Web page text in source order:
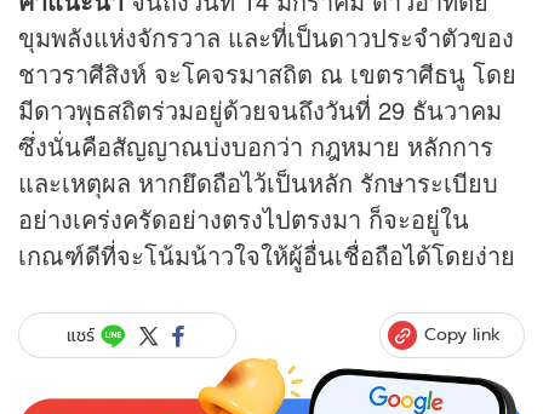
ขุมพลังแห่งจักรวาล และที่เป็นดาวประจำตัวของ
ชาวราศีสิงห์ จะโคจรมาสถิต ณ เขตราศีธนู โดย
มีดาวพุธสถิตร่วมอยู่ด้วยจนถึงวันที่ 29 ธันวาคม
ซึ่งนั่นคือสัญญาณบ่งบอกว่า กฎหมาย หลักการ
และเหตุผล หากยึดถือไว้เป็นหลัก รักษาระเบียบ
อย่างเคร่งครัดอย่างตรงไปตรงมา ก็จะอยู่ใน
เกณฑ์ดีที่จะโน้มน้าวใจให้ผู้อื่นเชื่อถือได้โดยง่าย
แชร์ Copy link